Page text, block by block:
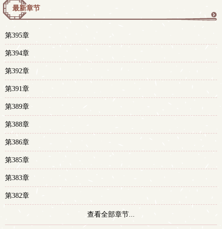
最新章节
第395章
第394章
第392章
第391章
第389章
第388章
第386章
第385章
第383章
第382章
查看全部章节...